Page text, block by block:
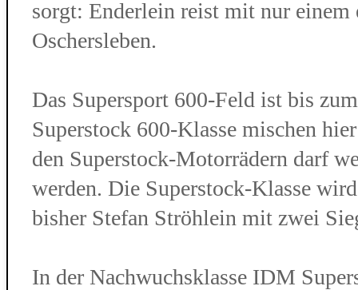
sorgt: Enderlein reist mit nur
Oschersleben.
Das Supersport 600-Feld ist bis
Superstock 600-Klasse mischen
den Superstock-Motorrädern darf
werden. Die Superstock-Klasse
bisher Stefan Ströhlein mit zwei
In der Nachwuchsklasse IDM